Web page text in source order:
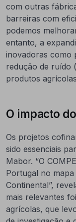
com outras
barreiras com
podemos
entanto, a
inovadoras como
redução de ruído
produtos
O impacto
Os projetos
sido essenciais
Mabor. “O
Portugal no
Continental”,
mais relevantes
agrícolas, que